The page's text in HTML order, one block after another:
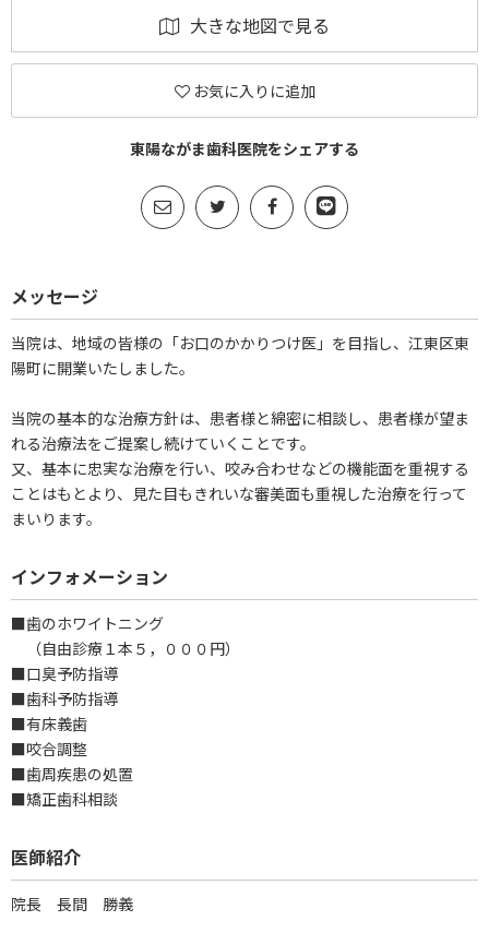
大きな地図で見る
お気に入りに追加
東陽ながま歯科医院をシェアする
メッセージ
当院は、地域の皆様の「お口のかかりつけ医」を目指し、江東区東
陽町に開業いたしました。
当院の基本的な治療方針は、患者様と綿密に相談し、患者様が望ま
れる治療法をご提案し続けていくことです。
又、基本に忠実な治療を行い、咬み合わせなどの機能面を重視する
ことはもとより、見た目もきれいな審美面も重視した治療を行って
まいります。
インフォメーション
■歯のホワイトニング
（自由診療１本５，０００円）
■口臭予防指導
■歯科予防指導
■有床義歯
■咬合調整
■歯周疾患の処置
■矯正歯科相談
医師紹介
院長 長間 勝義